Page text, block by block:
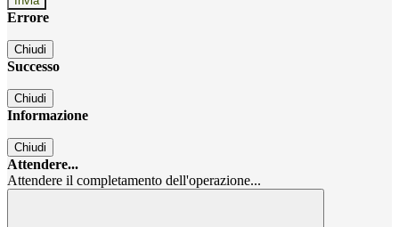
Errore
Chiudi
Successo
Chiudi
Informazione
Chiudi
Attendere...
Attendere il completamento dell'operazione...